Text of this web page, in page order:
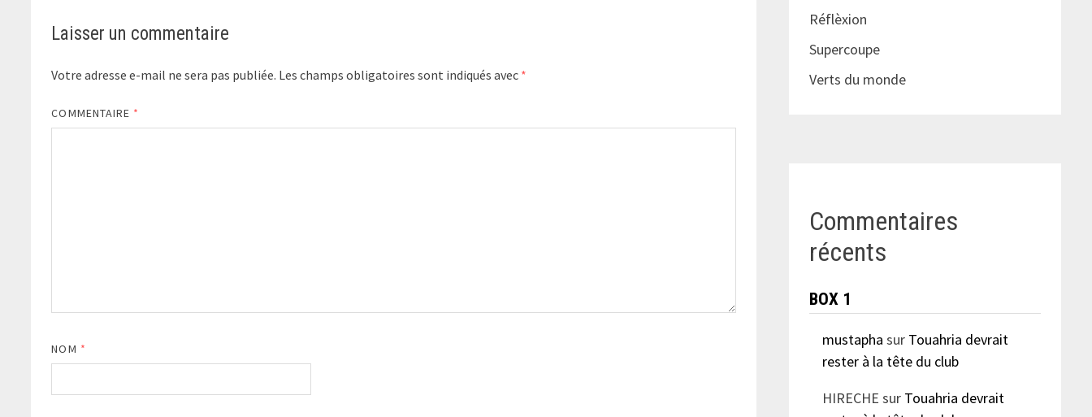
Laisser un commentaire
Votre adresse e-mail ne sera pas publiée. Les champs obligatoires sont indiqués avec *
COMMENTAIRE *
NOM *
Réflèxion
Supercoupe
Verts du monde
Commentaires
récents
BOX 1
mustapha sur Touahria devrait
rester à la tête du club
HIRECHE sur Touahria devrait